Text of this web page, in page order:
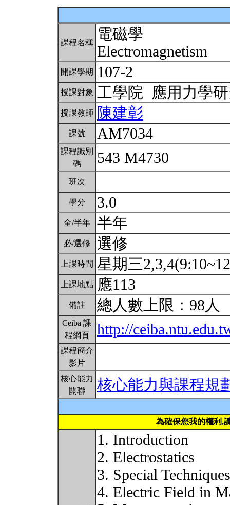
課程名稱
電磁學
Electromagnetism
開課學期 107-2
授課對象 工學院 應用力學
授課教師 陳建彰
課號 AM7034
課程識別
碼
543 M4730
班次
學分 3.0
全/半年 半年
必/選修 選修
上課時間 星期三
上課地點 應113
備註 總人數上限：98人
Ceiba 課
程網頁
http://
課程簡介
影片
核心能力
關聯
核心能力與課程規
為確保您我的權利,
1. Introduction
2. Electrostatics
3. Special Techniques
4. Electric Field in